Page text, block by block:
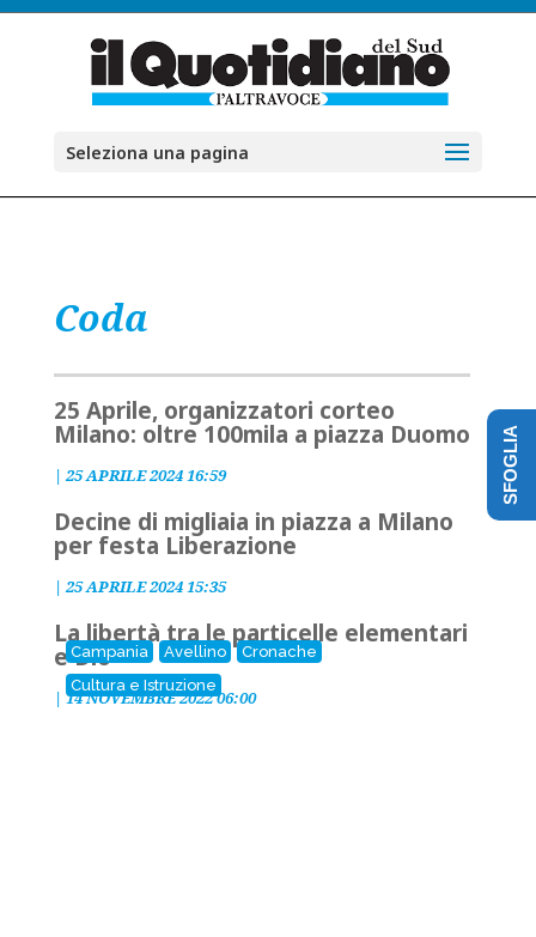
Seleziona una pagina
Coda
25 Aprile, organizzatori corteo
Milano: oltre 100mila a piazza Duomo
| 25 APRILE 2024 16:59
Decine di migliaia in piazza a Milano
per festa Liberazione
| 25 APRILE 2024 15:35
Campania Avellino
Cronache
Cultura e Istruzione
La libertà tra le particelle elementari
e Dio
| 14 NOVEMBRE 2022 06:00
SFOGLIA